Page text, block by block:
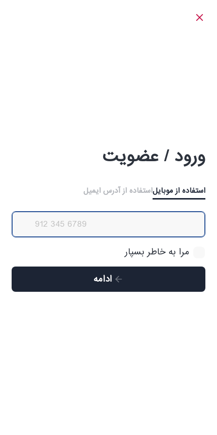
ورود / عضویت
استفاده از موبایلاستفاده از آدرس ایمیل
مرا به خاطر بسپار
ادامه